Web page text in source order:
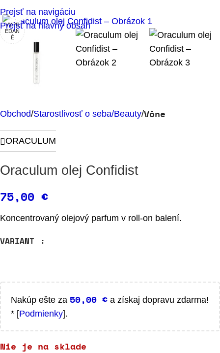
Prejsť na navigáciu
Prejsť na hlavný obsah
VYPR
EDAN
É
Klikni pre zväčšenie
Obchod Starostlivosť o seba/Beauty Vône
ORACULUM
Oraculum olej Confidist
75,00 €
Koncentrovaný olejový parfum v roll-on balení.
VARIANT
Nakúp ešte za 50,00 € a získaj dopravu zdarma!
* [Podmienky].
Nie je na sklade